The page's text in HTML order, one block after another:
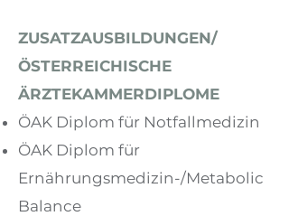
ZUSATZAUSBILDUNGEN/
ÖSTERREICHISCHE
ÄRZTEKAMMERDIPLOME
ÖAK Diplom für Notfallmedizin
ÖAK Diplom für
Ernährungsmedizin-/Metabolic
Balance